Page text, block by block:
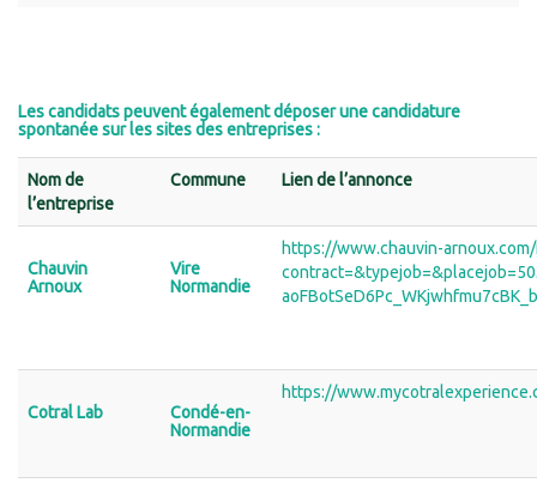
Les candidats peuvent également déposer une candidature
spontanée sur les sites des entreprises :
Nom de
l’entreprise
Commune Lien de l’annonce
Chauvin
Arnoux
Vire
Normandie
https://www.chauvin-
Cotral Lab
Condé-en-
Normandie
https://